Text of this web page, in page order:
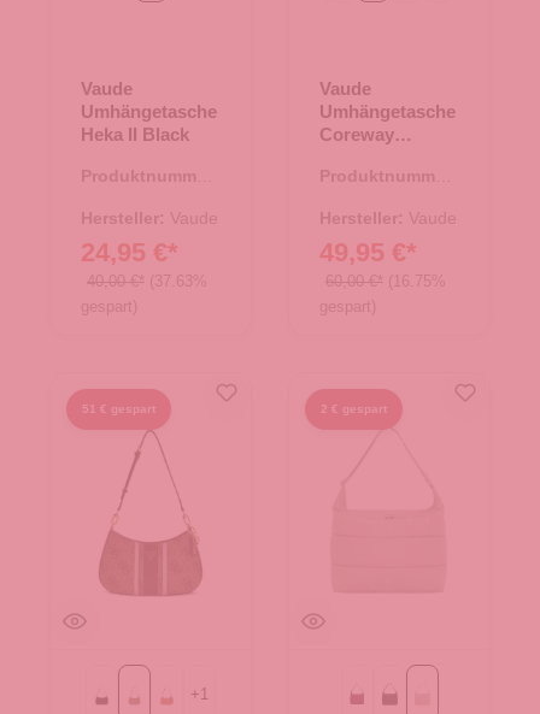
Vaude
Umhängetasche
Heka II Black
Produktnummer:
Hersteller: Vaude
24,95 €*
40,00 €* (37.63%
gespart)
Vaude
Umhängetasche
Coreway
eclipse
Produktnummer:
Hersteller: Vaude
49,95 €*
60,00 €* (16.75%
gespart)
51 € gespart
BlackLatte Logo/Brown
Light Cognac
+ 1
2 € gespart
kraken mono
monochrome black